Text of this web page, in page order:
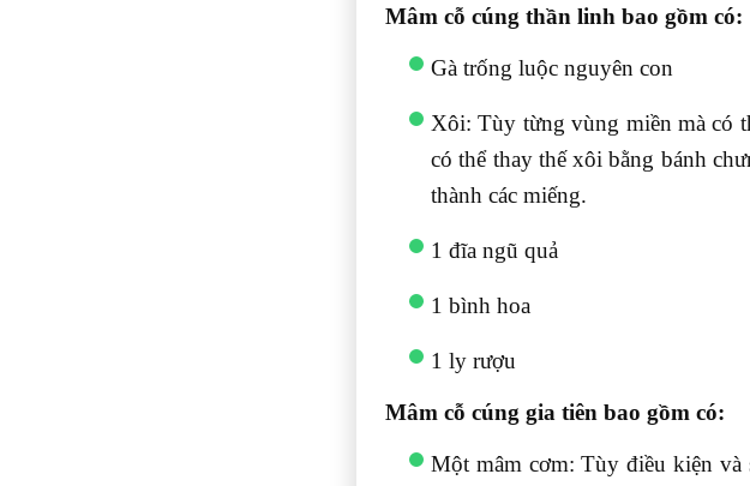
Mâm cỗ cúng thần linh bao gồm có:
Gà trống luộc nguyên con
Xôi: Tùy từng vùng miền mà có
có thể thay thế xôi bằng bánh
thành các miếng.
1 đĩa ngũ quả
1 bình hoa
1 ly rượu
Mâm cỗ cúng gia tiên bao gồm có:
Một mâm cơm: Tùy điều kiện và